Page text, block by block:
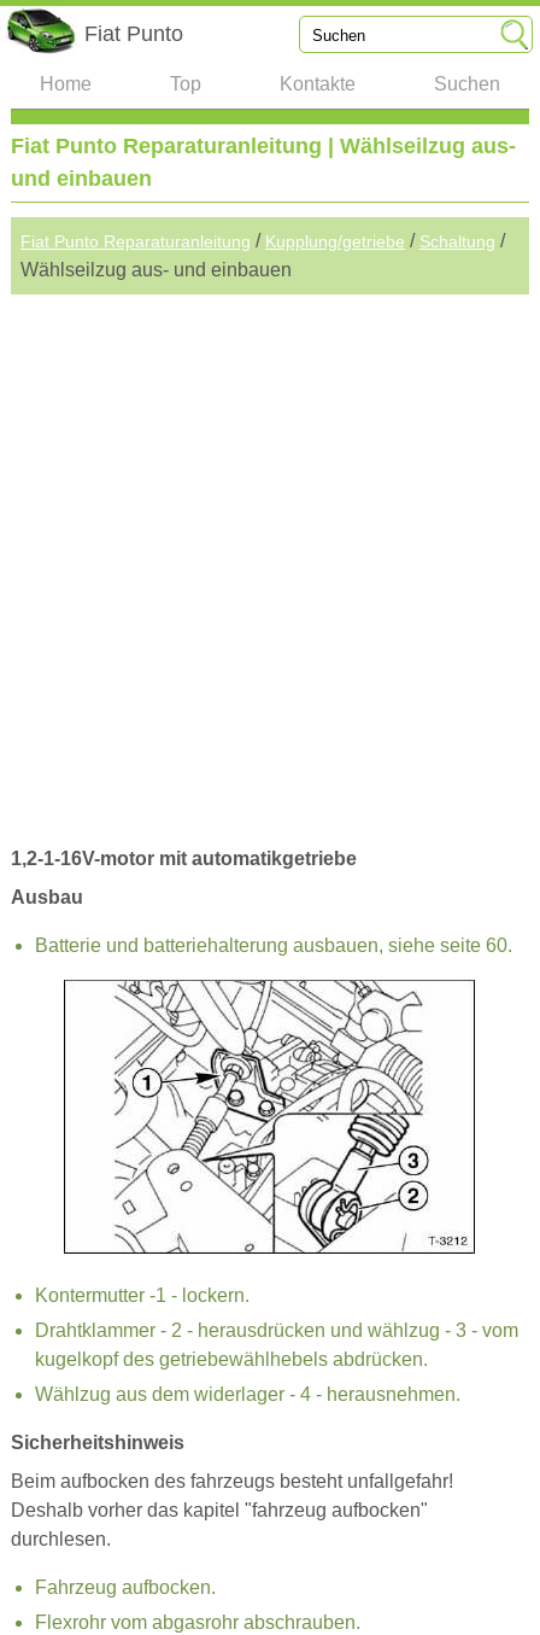
Fiat Punto
Home Top Kontakte Suchen
Fiat Punto Reparaturanleitung | Wählseilzug aus-
und einbauen
Fiat Punto Reparaturanleitung / Kupplung/getriebe / Schaltung /
Wählseilzug aus- und einbauen
1,2-1-16V-motor mit automatikgetriebe
Ausbau
Batterie und batteriehalterung ausbauen, siehe seite 60.
Kontermutter -1 - lockern.
Drahtklammer - 2 - herausdrücken und wählzug - 3 - vom
kugelkopf des getriebewählhebels abdrücken.
Wählzug aus dem widerlager - 4 - herausnehmen.
Sicherheitshinweis
Beim aufbocken des fahrzeugs besteht unfallgefahr!
Deshalb vorher das kapitel "fahrzeug aufbocken"
durchlesen.
Fahrzeug aufbocken.
Flexrohr vom abgasrohr abschrauben.